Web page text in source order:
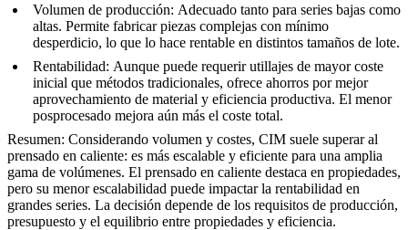
Volumen de producción: Adecuado tanto para series bajas como
altas. Permite fabricar piezas complejas con mínimo
desperdicio, lo que lo hace rentable en distintos tamaños de lote.
Rentabilidad: Aunque puede requerir utillajes de mayor coste
inicial que métodos tradicionales, ofrece ahorros por mejor
aprovechamiento de material y eficiencia productiva. El menor
posprocesado mejora aún más el coste total.
Resumen: Considerando volumen y costes, CIM suele superar al
prensado en caliente: es más escalable y eficiente para una amplia
gama de volúmenes. El prensado en caliente destaca en propiedades,
pero su menor escalabilidad puede impactar la rentabilidad en
grandes series. La decisión depende de los requisitos de producción,
presupuesto y el equilibrio entre propiedades y eficiencia.